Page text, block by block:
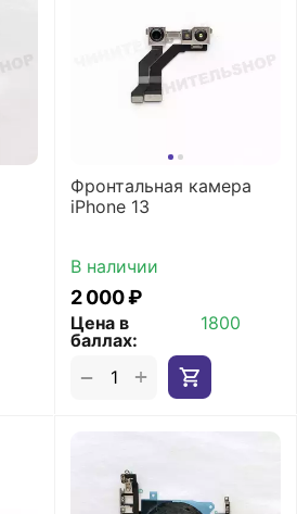
Фронтальная камера
iPhone 13
В наличии
2 000₽
Цена в
баллах:
1800
+
−